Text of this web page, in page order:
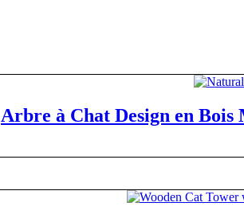
Arbre à Chat Design en Bois